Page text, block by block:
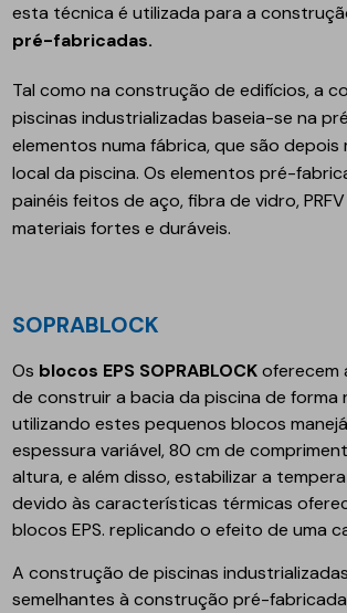
esta técnica é utilizada para a
pré-fabricadas.
Tal como na construção de edifícios, a
piscinas industrializadas baseia-se na
elementos numa fábrica, que são
local da piscina. Os elementos pré-
painéis feitos de aço, fibra de vidro,
materiais fortes e duráveis.
SOPRABLOCK
Os blocos EPS SOPRABLOCKoferecem
de construir a bacia da piscina de forma
utilizando estes pequenos blocos
espessura variável, 80 cm de
altura, e além disso, estabilizar a
devido às características térmicas
blocos EPS. replicando o efeito de uma
A construção de piscinas
semelhantes à construção pré-